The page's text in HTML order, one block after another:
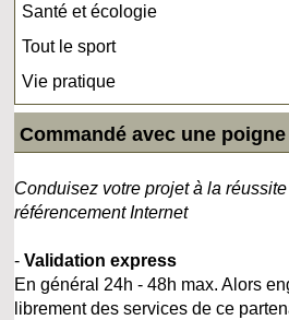
Santé et écologie
Tout le sport
Vie pratique
Commandé avec une
Conduisez votre projet à la
référencement Internet
-Validation express
En général 24h - 48h max. Alors
librement des services de ce